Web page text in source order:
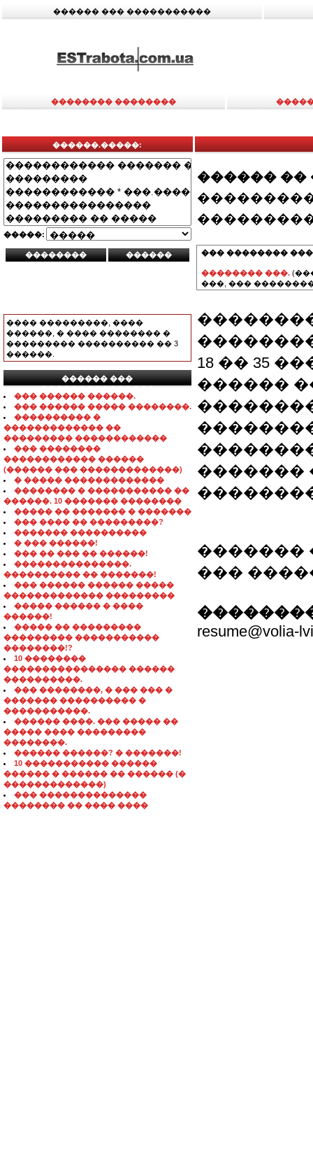
������ ��� �����������
�������� ��������
������.�����:
�����:
���� ���������, ����
������, � ���� �������� �
��������� ���������� �� 3
������.
������ ���
���������������
��� ������ ������.
��� ������ ����� ��������.
���������� �
������������� ��
��������� ������������
��� ��������
������������ ������
(������ ��� �������������)
� ����� �������������
�������� � ����������� ��
������. 10 ������� ��������
����� �� ������� � �������
��� ���� �� ���������?
������� ����������
� ��� ������!
��� �� ��� �� ������!
���������������.
���������� �� �������!
��� ������ ������ �����
������������� ���������
����� ������ � ����
������!
����� �� ���������
��������� �����������
��������!?
10 ��������
���������������� ������
����������.
��� ��������, � ��� ��� �
������� ���������� �
�����������.
������ ����. ��� ����� ��
����� ���� ���������
��������.
������ ������? � �������!
10 ����������� ������
������ � ������ �� ������ (�
�������������)
��� ��������������
�������� �� ���� ����
������ ��
��� ��������
�������� ���.
���, ���
18 �� 35
������
�������
�������
���
resume@volia-